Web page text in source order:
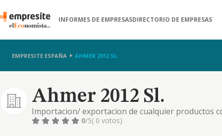
INFORMES DE EMPRESASDIRECTORIO DE EMPRESAS
EMPRESITE ESPAÑA AHMER 2012 SL.
Ahmer 2012 Sl.
Importacion/ exportacion de cualquier productos
por mayor de cualquier clase de productos
0/5( 0 votos)